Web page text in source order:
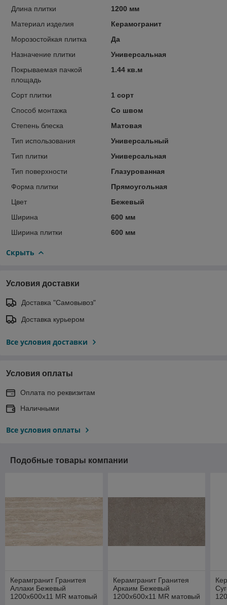
Длина плитки
1200 мм
Материал изделия
Керамогранит
Морозостойкая плитка
Да
Назначение плитки
Универсальная
Покрываемая пачкой
площадь
1.44 кв.м
Сорт плитки
1 сорт
Способ монтажа
Со швом
Степень блеска
Матовая
Тип использования
Универсальный
Тип плитки
Универсальная
Тип поверхности
Глазурованная
Форма плитки
Прямоугольная
Цвет
Бежевый
Ширина
600 мм
Ширина плитки
600 мм
Скрыть
Условия доставки
Доставка "Самовывоз"
Доставка курьером
Все условия доставки
Условия оплаты
Оплата по реквизитам
Наличными
Все условия оплаты
Подобные товары компании
Керамгранит Гранитея
Аллаки Бежевый
1200х600х11 MR матовый
Керамгранит Гранитея
Аркаим Бежевый
1200х600х11 MR матовый